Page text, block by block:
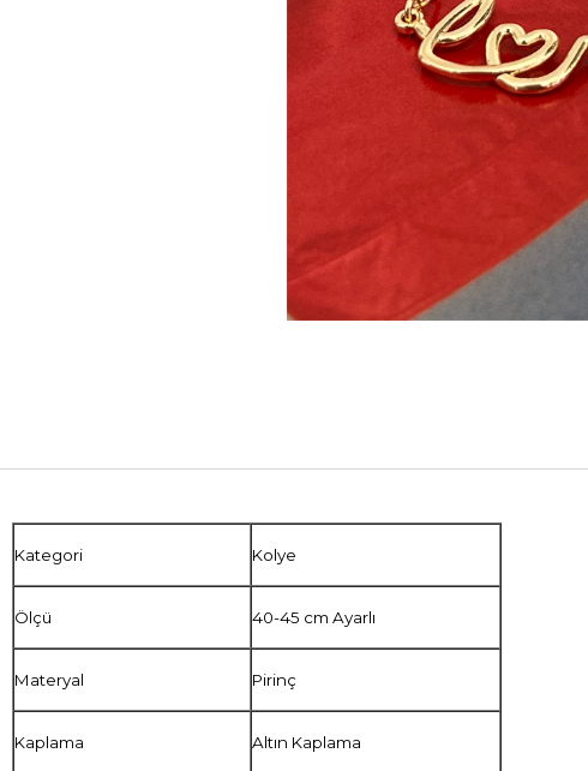
Kategori Kolye
Ölçü 40-45 cm Ayarlı
Materyal Pirinç
Kaplama Altın Kaplama